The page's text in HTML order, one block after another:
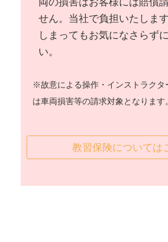
せん。当社で負担いたしま
しまってもお気になさらず
い。
※故意による操作・インストラクタ
は車両損害等の請求対象となります。
教習保険については